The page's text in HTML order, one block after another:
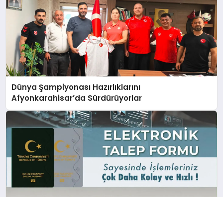
Dünya Şampiyonası Hazırlıklarını
Afyonkarahisar’da Sürdürüyorlar